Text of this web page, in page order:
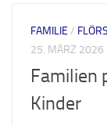
FAMILIE /
25. MÄRZ 2026
Familien
Kinder